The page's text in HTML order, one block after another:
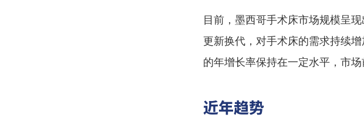
目前，墨西哥手术床市场规模呈
更新换代，对手术床的需求持续
的年增长率保持在一定水平，市场
近年趋势